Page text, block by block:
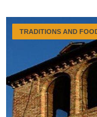
TRADITIONS AND